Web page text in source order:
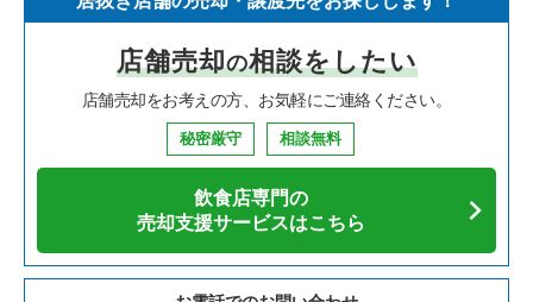
寿司の居抜き売却物件の案件一覧
焼肉の居抜き売却物件の案件一覧
鉄板焼き・お好み焼の居抜き売却物件の案件一覧
カフェの居抜き売却物件の案件一覧
テイクアウトの居抜き売却物件の案件一覧
神奈川県の飲食店の居抜き売却物件の案件一覧
大阪府の飲食店の居抜き売却物件の案件一覧
兵庫県の飲食店の居抜き売却物件の案件一覧
愛知県の飲食店の居抜き売却物件の案件一覧
岐阜県の飲食店の居抜き売却物件の案件一覧
新宿区の飲食店の居抜き売却物件の案件一覧
葛飾区の飲食店の居抜き売却物件の案件一覧
中央区の飲食店の居抜き売却物件の案件一覧
千代田区の飲食店の居抜き売却物件の案件一覧
港区の飲食店の居抜き売却物件の案件一覧
東京23区のイタリア料理の居抜き売却物件の案件一覧
東京23区の中華の居抜き売却物件の案件一覧
東京23区のそば・うどんの居抜き売却物件の案件一覧
東京23区の焼肉の居抜き売却物件の案件一覧
東京23区の鉄板焼き・お好み焼の居抜き売却物件の案件一覧
志村坂上駅の中華の居抜き売却物件の案件一覧
志村坂上駅のアジア料理の居抜き売却物件の案件一覧
志村坂上駅のカフェの居抜き売却物件の案件一覧
志村坂上駅の居酒屋・ダイニングバーの居抜き売却物件の案件
一覧
店舗売却の相談をしたい
店舗売却をお考えの方、お気軽にご連絡ください。
秘密厳守 相談無料
飲食店専門の
売却支援サービスはこちら